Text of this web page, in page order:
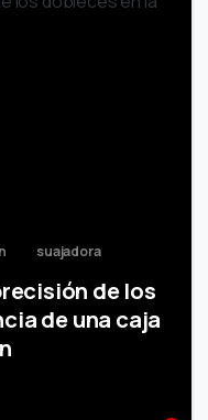
suajadora
de los
de una caja